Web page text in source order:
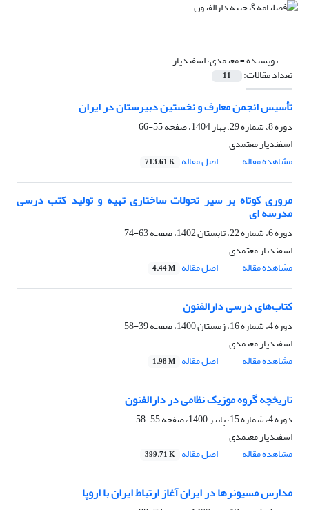
نویسنده =معتمدی، اسفندیار
تعداد مقالات: 11
تأسیس انجمن معارف و نخستین دبیرستان در ایران
دوره 8، شماره 29، بهار 1404، صفحه
55-66
اسفندیار معتمدی
مشاهده مقاله
اصل مقاله 713.61 K
مروری کوتاه بر سیر تحولات ساختاری تهیه و تولید کتب درسی
مدرسه ای
دوره 6، شماره 22، تابستان 1402، صفحه
63-74
اسفندیار معتمدی
مشاهده مقاله
اصل مقاله 4.44 M
کتاب‌های درسی دارالفنون
دوره 4، شماره 16، زمستان 1400، صفحه
39-58
اسفندیار معتمدی
مشاهده مقاله
اصل مقاله 1.98 M
تاریخچه گروه موزیک نظامی در دارالفنون
دوره 4، شماره 15، پاییز 1400، صفحه
55-58
اسفندیار معتمدی
مشاهده مقاله
اصل مقاله 399.71 K
مدارس مسیونرها در ایران آغاز ارتباط ایران با اروپا